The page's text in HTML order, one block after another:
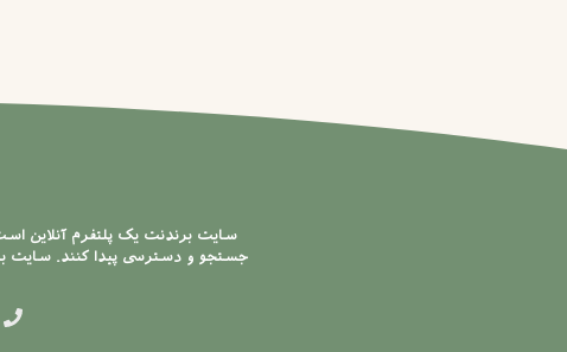
سایت برندنت یک پلتفرم آنلاین
جستجو و دسترسی پیدا کنند. سایت